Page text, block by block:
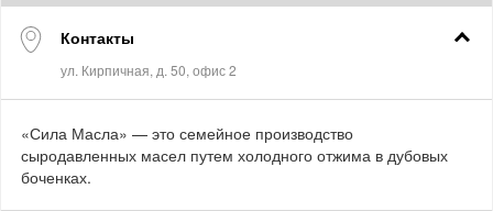
Контакты
«Сила Масла» — это семейное производство
сыродавленных масел путем холодного отжима в дубовых
боченках.